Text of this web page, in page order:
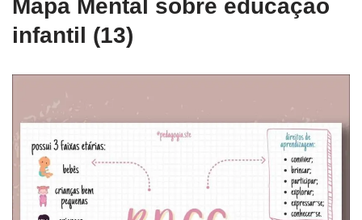
Mapa Mental sobre educação
infantil (13)